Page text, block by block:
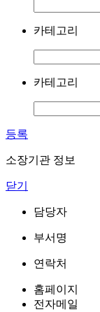
카테고리
카테고리
등록
소장기관 정보
닫기
담당자
부서명
연락처
홈페이지
전자메일